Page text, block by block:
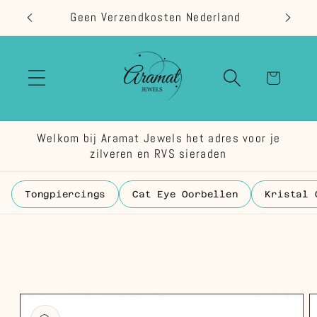
naar de
content
Geen Verzendkosten Nederland
Welkom bij Aramat Jewels het adres voor je
zilveren en RVS sieraden
Tongpiercings Cat Eye Oorbellen Kristal
direct naar